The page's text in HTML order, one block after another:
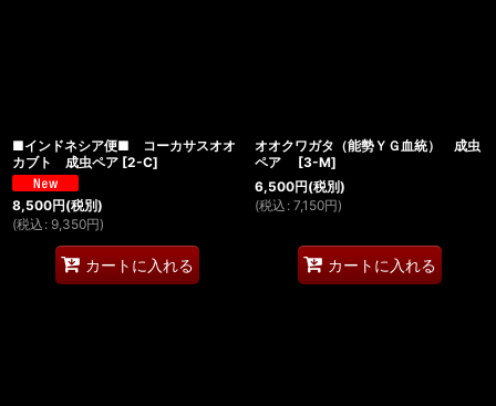
■インドネシア便■ コーカサスオオ
カブト 成虫ペア [2-C]
8,500円(税別)
(税込 : 9,350円)
カートに入れる
オオクワガタ（能勢ＹＧ血統） 成虫
ペア
[3-M]
6,500円(税別)
(税込 : 7,150円)
カートに入れる